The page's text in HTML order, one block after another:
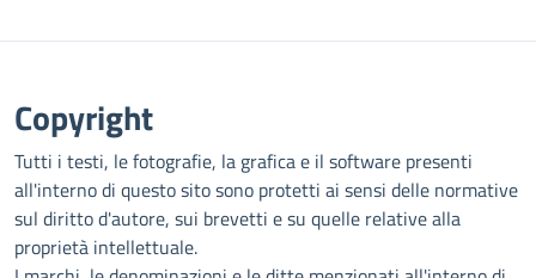
Descrizione
Copyright
Tutti i testi, le fotografie, la grafica e il software presenti
all'interno di questo sito sono protetti ai sensi delle normative
sul diritto d'autore, sui brevetti e su quelle relative alla
proprietà intellettuale.